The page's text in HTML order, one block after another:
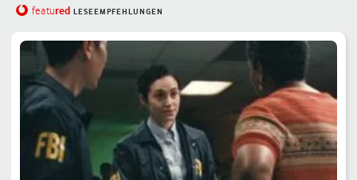
featured LESEEMPFEHLUNGEN